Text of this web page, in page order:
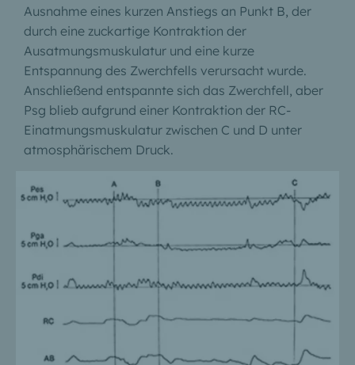
Ausnahme eines kurzen Anstiegs an Punkt B, der
durch eine zuckartige Kontraktion der
Ausatmungsmuskulatur und eine kurze
Entspannung des Zwerchfells verursacht wurde.
Anschließend entspannte sich das Zwerchfell, aber
Psg blieb aufgrund einer Kontraktion der RC-
Einatmungsmuskulatur zwischen C und D unter
atmosphärischem Druck.